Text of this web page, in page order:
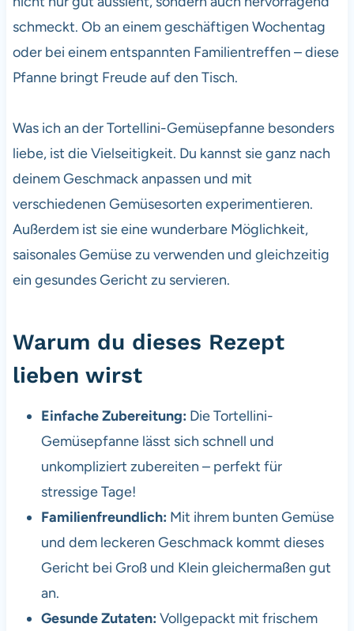
schmeckt. Ob an einem geschäftigen Wochentag
oder bei einem entspannten Familientreffen – diese
Pfanne bringt Freude auf den Tisch.
Was ich an der Tortellini-Gemüsepfanne besonders
liebe, ist die Vielseitigkeit. Du kannst sie ganz nach
deinem Geschmack anpassen und mit
verschiedenen Gemüsesorten experimentieren.
Außerdem ist sie eine wunderbare Möglichkeit,
saisonales Gemüse zu verwenden und gleichzeitig
ein gesundes Gericht zu servieren.
Warum du dieses Rezept
lieben wirst
Einfache Zubereitung: Die Tortellini-
Gemüsepfanne lässt sich schnell und
unkompliziert zubereiten – perfekt für
stressige Tage!
Familienfreundlich: Mit ihrem bunten Gemüse
und dem leckeren Geschmack kommt dieses
Gericht bei Groß und Klein gleichermaßen gut
an.
Gesunde Zutaten: Vollgepackt mit frischem